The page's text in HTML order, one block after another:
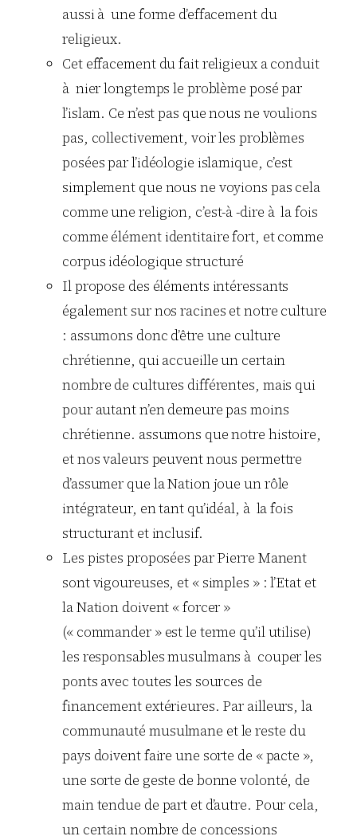
aussi à une forme d’effacement du
religieux.
Cet effacement du fait religieux a conduit
à nier longtemps le problème posé par
l’islam. Ce n’est pas que nous ne voulions
pas, collectivement, voir les problèmes
posées par l’idéologie islamique, c’est
simplement que nous ne voyions pas cela
comme une religion, c’est-à -dire à la fois
comme élément identitaire fort, et comme
corpus idéologique structuré
Il propose des éléments intéressants
également sur nos racines et notre culture
: assumons donc d’être une culture
chrétienne, qui accueille un certain
nombre de cultures différentes, mais qui
pour autant n’en demeure pas moins
chrétienne. assumons que notre histoire,
et nos valeurs peuvent nous permettre
d’assumer que la Nation joue un rôle
intégrateur, en tant qu’idéal, à la fois
structurant et inclusif.
Les pistes proposées par Pierre Manent
sont vigoureuses, et « simples » : l’Etat et
la Nation doivent « forcer »
(« commander » est le terme qu’il utilise)
les responsables musulmans à couper les
ponts avec toutes les sources de
financement extérieures. Par ailleurs, la
communauté musulmane et le reste du
pays doivent faire une sorte de « pacte »,
une sorte de geste de bonne volonté, de
main tendue de part et d’autre. Pour cela,
un certain nombre de concessions